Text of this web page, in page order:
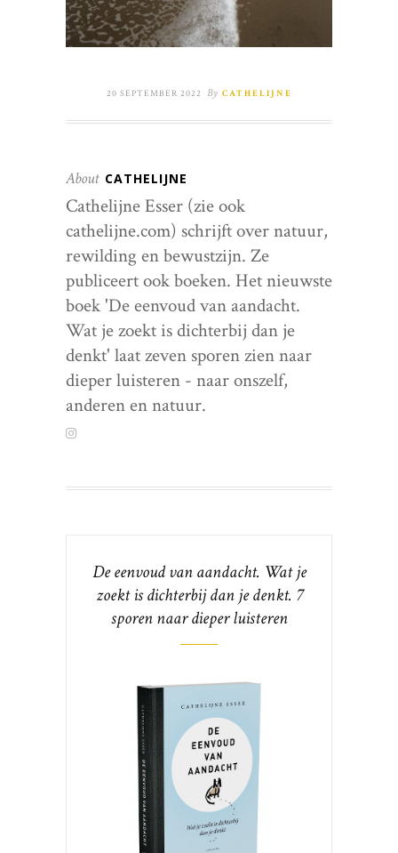
20 SEPTEMBER 2022 By CATHELIJNE
About CATHELIJNE
Cathelijne Esser (zie ook
cathelijne.com) schrijft over natuur,
rewilding en bewustzijn. Ze
publiceert ook boeken. Het nieuwste
boek 'De eenvoud van aandacht.
Wat je zoekt is dichterbij dan je
denkt' laat zeven sporen zien naar
dieper luisteren - naar onszelf,
anderen en natuur.
De eenvoud van aandacht. Wat je
zoekt is dichterbij dan je denkt. 7
sporen naar dieper luisteren